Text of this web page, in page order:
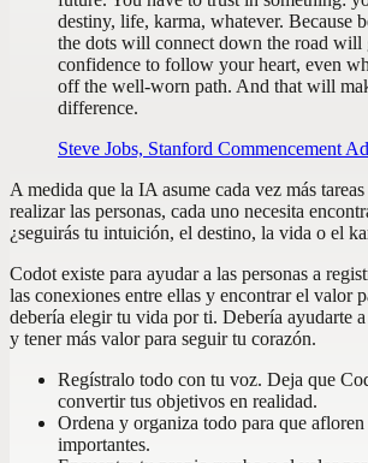
destiny, life, karma, whatever. Because
the dots will connect down the road will
confidence to follow your heart, even
off the well-worn path. And that will
difference.
Steve Jobs, Stanford Commencement
A medida que la IA asume cada vez más
realizar las personas, cada uno necesita
¿seguirás tu intuición, el destino, la vida o el
Codot existe para ayudar a las personas a
las conexiones entre ellas y encontrar el valor
debería elegir tu vida por ti. Debería ayudarte
y tener más valor para seguir tu corazón.
Regístralo todo con tu voz. Deja que
convertir tus objetivos en realidad.
Ordena y organiza todo para que
importantes.